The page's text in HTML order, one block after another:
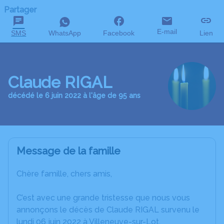
Partager
SMS WhatsApp Facebook E-mail Lien
Claude RIGAL
décédé le 6 juin 2022 à l'âge de 95 ans
Message de la famille
Chère famille, chers amis,
C’est avec une grande tristesse que nous vous
annonçons le décès de Claude RIGAL survenu le
lundi 06 juin 2022 à Villeneuve-sur-Lot.